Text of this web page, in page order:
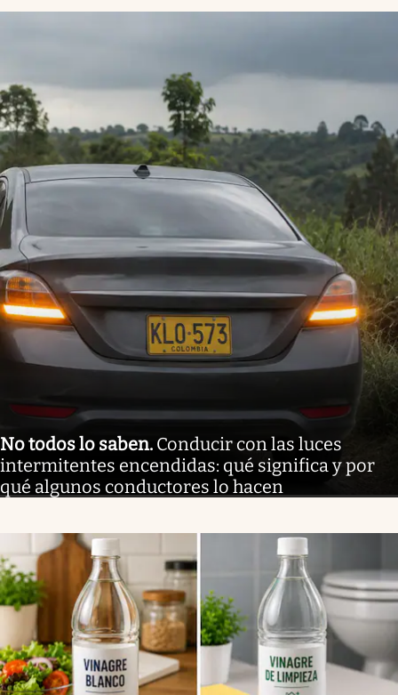
No todos lo saben. Conducir con las luces
intermitentes encendidas: qué significa y por
qué algunos conductores lo hacen